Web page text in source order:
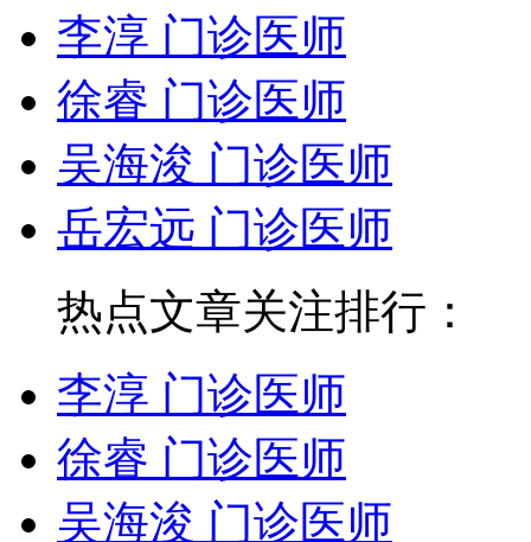
李淳 门诊医师
徐睿 门诊医师
吴海浚 门诊医师
岳宏远 门诊医师
热点文章关注排行：
李淳 门诊医师
徐睿 门诊医师
吴海浚 门诊医师